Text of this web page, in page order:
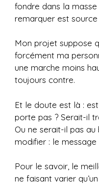
fondre dans la
remarquer est source
Mon projet suppose
forcément ma
une marche moins
toujours contre.
Et le doute est là :
porte pas ? Serait-il
Ou ne serait-il pas
modifier : le
Pour le savoir, le
ne faisant varier